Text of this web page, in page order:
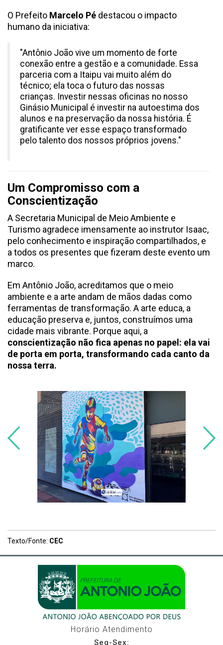
O Prefeito Marcelo Pé destacou o impacto
humano da iniciativa:
"Antônio João vive um momento de forte
conexão entre a gestão e a comunidade. Essa
parceria com a Itaipu vai muito além do
técnico; ela toca o futuro das nossas
crianças. Investir nessas oficinas no nosso
Ginásio Municipal é investir na autoestima dos
alunos e na preservação da nossa história. É
gratificante ver esse espaço transformado
pelo talento dos nossos próprios jovens."
Um Compromisso com a
Conscientização
A Secretaria Municipal de Meio Ambiente e
Turismo agradece imensamente ao instrutor Isaac,
pelo conhecimento e inspiração compartilhados, e
a todos os presentes que fizeram deste evento um
marco.
Em Antônio João, acreditamos que o meio
ambiente e a arte andam de mãos dadas como
ferramentas de transformação. A arte educa, a
educação preserva e, juntos, construímos uma
cidade mais vibrante. Porque aqui, a
conscientização não fica apenas no papel: ela vai
de porta em porta, transformando cada canto da
nossa terra.
Texto/Fonte: CEC
Horário Atendimento
Seg-Sex: